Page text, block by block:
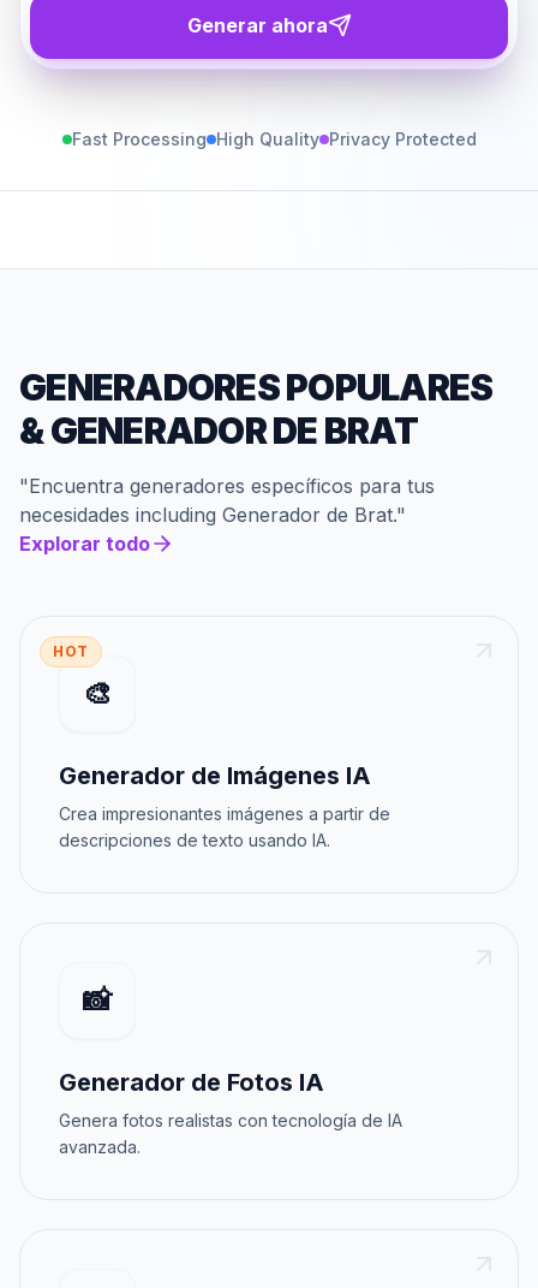
Generar ahora
Fast Processing High Quality Privacy Protected
GENERADORES POPULARES
&GENERADOR DE BRAT
"Encuentra generadores específicos para tus
necesidades including Generador de Brat."
Explorar todo
HOT
🎨
Generador de Imágenes IA
Crea impresionantes imágenes a partir de
descripciones de texto usando IA.
📸
Generador de Fotos IA
Genera fotos realistas con tecnología de IA
avanzada.